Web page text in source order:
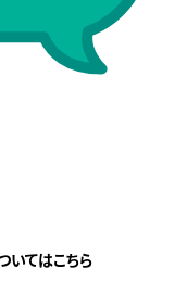
いてはこちら